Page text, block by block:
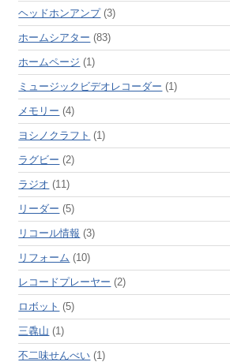
ヘッドホンアンプ(3)
ホームシアター (83)
ホームページ (1)
ミュージックビデオレコーダー (1)
メモリー (4)
ヨシノクラフト (1)
ラグビー (2)
ラジオ (11)
リーダー (5)
リコール情報 (3)
リフォーム (10)
レコードプレーヤー (2)
ロボット (5)
三毳山 (1)
不二味せんべい (1)